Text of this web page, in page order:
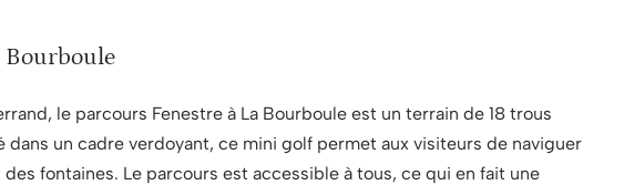
Bourboule
le parcours Fenestre à La Bourboule est un terrain de 18 trous
un cadre verdoyant, ce mini golf permet aux visiteurs de naviguer
fontaines. Le parcours est accessible à tous, ce qui en fait une